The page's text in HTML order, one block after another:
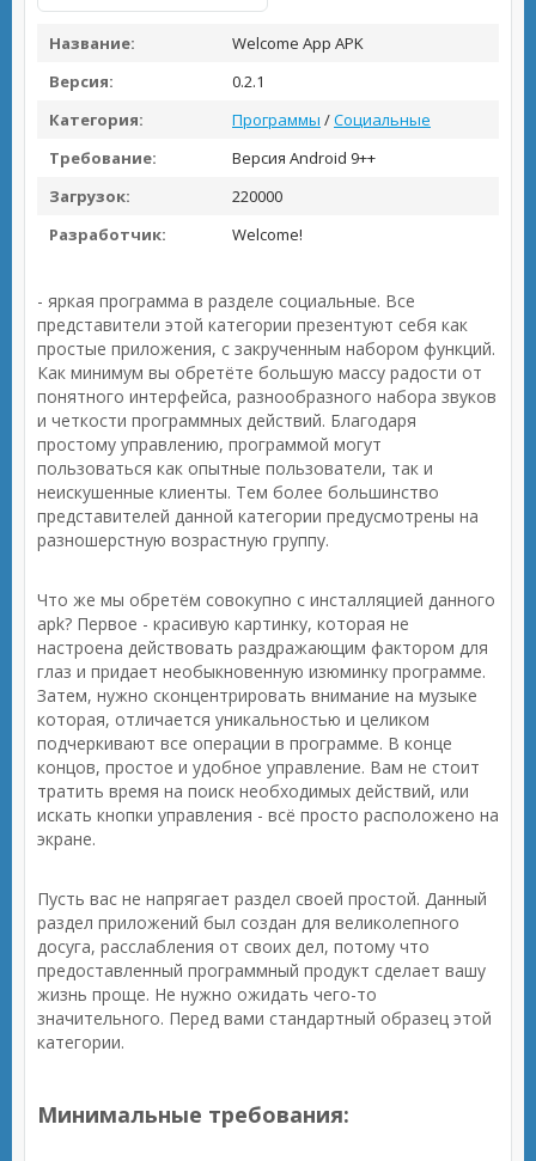
Название:
Welcome App APK
Версия:
0.2.1
Категория:
Программы /Социальные
Требование:
Версия Android 9++
Загрузок:
220000
Разработчик:
Welcome!
- яркая программа в разделе социальные. Все
представители этой категории презентуют себя как
простые приложения, с закрученным набором функций.
Как минимум вы обретёте большую массу радости от
понятного интерфейса, разнообразного набора звуков
и четкости программных действий. Благодаря
простому управлению, программой могут
пользоваться как опытные пользователи, так и
неискушенные клиенты. Тем более большинство
представителей данной категории предусмотрены на
разношерстную возрастную группу.
Что же мы обретём совокупно с инсталляцией данного
apk? Первое - красивую картинку, которая не
настроена действовать раздражающим фактором для
глаз и придает необыкновенную изюминку программе.
Затем, нужно сконцентрировать внимание на музыке
которая, отличается уникальностью и целиком
подчеркивают все операции в программе. В конце
концов, простое и удобное управление. Вам не стоит
тратить время на поиск необходимых действий, или
искать кнопки управления - всё просто расположено на
экране.
Пусть вас не напрягает раздел своей простой. Данный
раздел приложений был создан для великолепного
досуга, расслабления от своих дел, потому что
предоставленный программный продукт сделает вашу
жизнь проще. Не нужно ожидать чего-то
значительного. Перед вами стандартный образец этой
категории.
Минимальные требования: